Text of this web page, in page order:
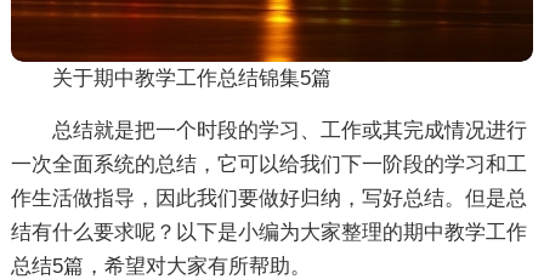
关于期中教学工作总结锦集5篇
总结就是把一个时段的学习、工作或其完成情况进行
一次全面系统的总结，它可以给我们下一阶段的学习和工
作生活做指导，因此我们要做好归纳，写好总结。但是总
结有什么要求呢？以下是小编为大家整理的期中教学工作
总结5篇，希望对大家有所帮助。